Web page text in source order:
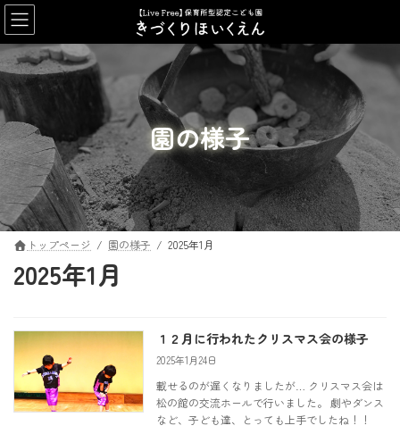
コ
ン
テ
ン
ツ
へ
ス
キ
ッ
プ
ナ
ビ
ゲ
ー
シ
ョ
ン
に
移
動
園の様子
トップページ 園の様子 2025年1月
2025年1月
１２月に行われたクリスマス会の様子
2025年1月24日
載せるのが遅くなりましたが… クリスマス会は
松の館の交流ホールで行いました。 劇やダンス
など、子ども達、とっても上手でしたね！！